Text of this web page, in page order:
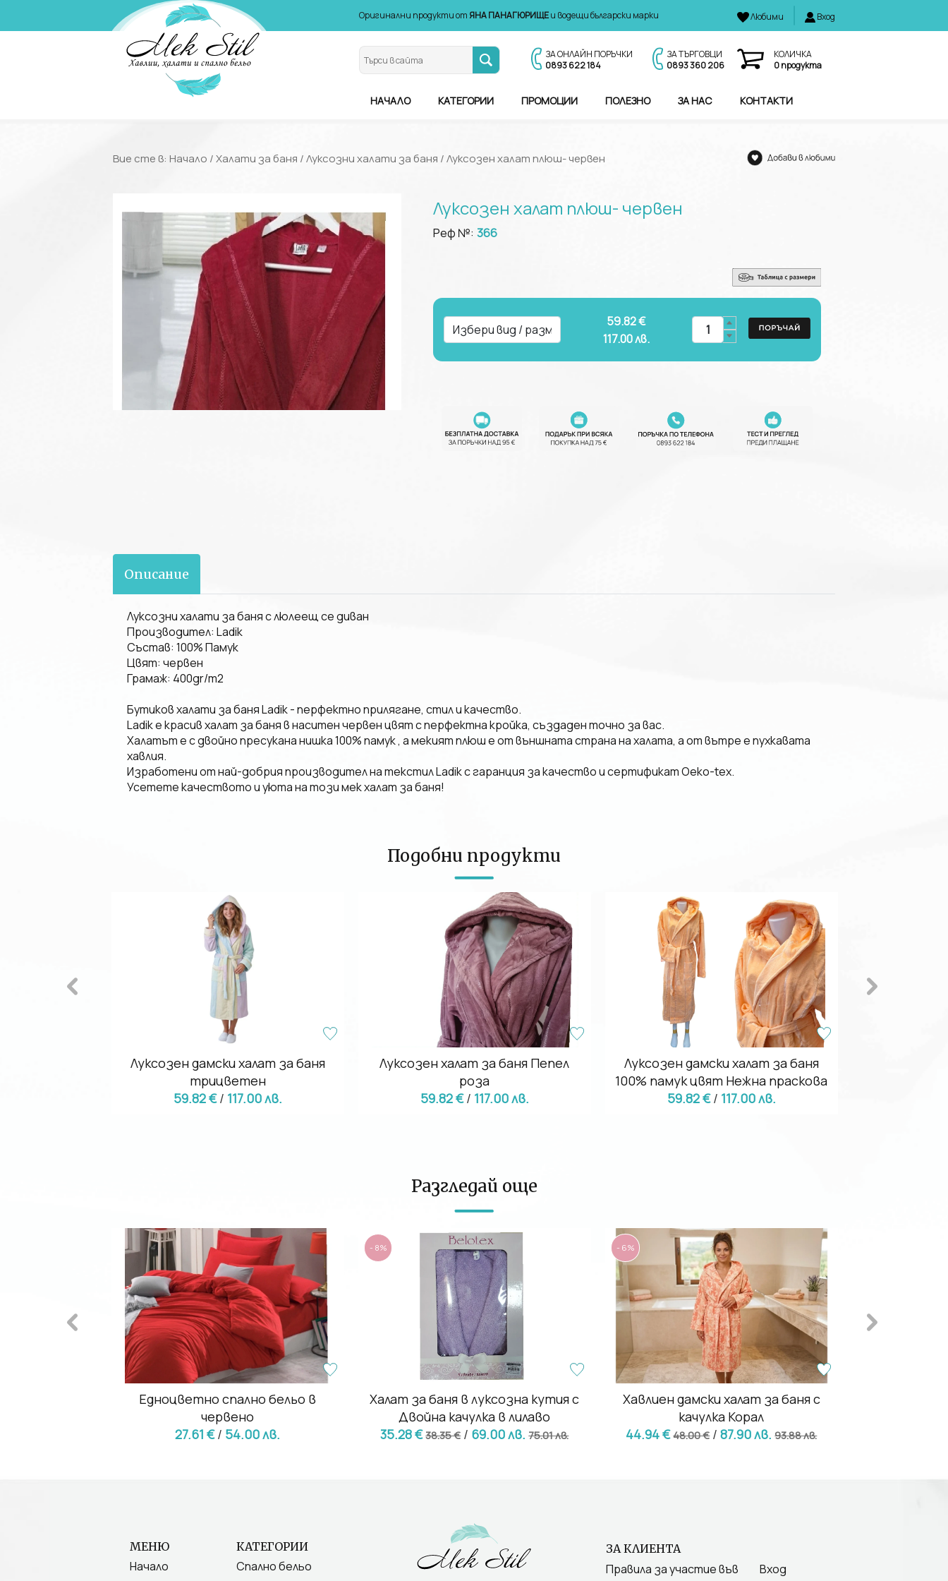
Оригинални продукти от ЯНА ПАНАГЮРИЩЕи водещи български марки Любими Вход
ЗА ОНЛАЙН ПОРЪЧКИ
0893 622 184
ЗА ТЪРГОВЦИ
0893 360 206
КОЛИЧКА
0продукта
НАЧАЛО КАТЕГОРИИ ПРОМОЦИИ ПОЛЕЗНО ЗА НАС КОНТАКТИ
Вие сте в: Начало /Халати за баня /Луксозни халати за баня / Луксозен халат плюш- червен
Луксозен халат плюш- червен
Реф №: 366
59.82 €
117.00лв.
Описание
Луксозни халати за баня с люлеещ се диван
Производител: Ladik
Състав: 100% Памук
Цвят: червен
Грамаж: 400gr/m2
Бутиков халати за баня Ladik - перфектно прилягане, стил и качество.
Ladik е красив халат за баня в наситен червен цвят с перфектна кройка, създаден точно за вас.
Халатът е с двойно пресукана нишка 100% памук , а мекият плюш е от външната страна на халата, а от вътре е пухкавата
хавлия.
Изработени от най-добрия производител на текстил Ladik с гаранция за качество и сертификат Oeko-tex.
Усетете качеството и уюта на този мек халат за баня!
Подобни продукти
Луксозен дамски халат за баня
трицветен
59.82 € / 117.00 лв.
Луксозен халат за баня Пепел
роза
59.82 € / 117.00 лв.
Луксозен дамски халат за баня
100% памук цвят Нежна праскова
59.82 € / 117.00 лв.
Разгледай още
Едноцветно спално бельо в
червено
27.61 €/ 54.00 лв.
- 8%
Халат за баня в луксозна кутия с
Двойна качулка в лилаво
35.28 €38.35 € / 69.00 лв. 75.01 лв.
- 6%
Хавлиен дамски халат за баня с
качулка Корал
44.94 €48.00 € / 87.90 лв. 93.88 лв.
МЕНЮ
Начало
КАТЕГОРИИ
Спално бельо
ЗА КЛИЕНТА
Правила за участие във Вход